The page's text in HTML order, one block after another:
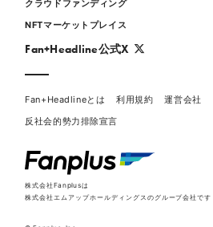
NFTマーケットプレイス
Fan+Headline公式X
Fan+Headlineとは 利用規約 運営会社
反社会的勢力排除宣言
株式会社Fanplusは
株式会社エムアップホールディングスのグループ会社です